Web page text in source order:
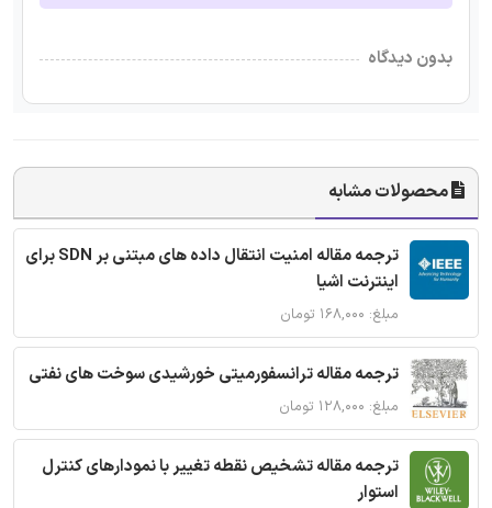
بدون دیدگاه
محصولات مشابه
ترجمه مقاله امنیت انتقال داده های مبتنی بر SDN برای
اینترنت اشیا
مبلغ: ۱۶۸,۰۰۰ تومان
ترجمه مقاله ترانسفورمیتی خورشیدی سوخت های نفتی
مبلغ: ۱۲۸,۰۰۰ تومان
ترجمه مقاله تشخیص نقطه تغییر با نمودارهای کنترل
استوار